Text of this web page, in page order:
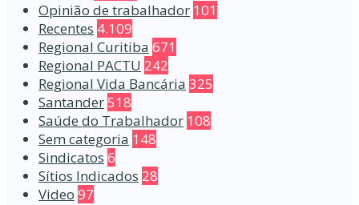
Opinião de trabalhador 101
Recentes 4.109
Regional Curitiba 671
Regional PACTU 242
Regional Vida Bancária 325
Santander518
Saúde do Trabalhador 108
Sem categoria 148
Sindicatos 6
Sítios Indicados 28
Video 97